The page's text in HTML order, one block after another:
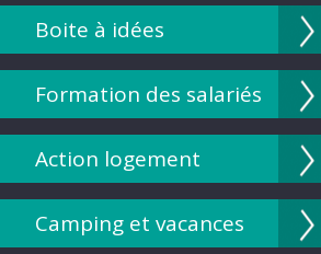
Boite à idées
Formation des salariés
Action logement
Camping et vacances